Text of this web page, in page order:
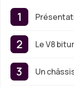
Le V8
Un